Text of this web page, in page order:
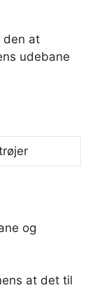
den at
udebane
og
at det til